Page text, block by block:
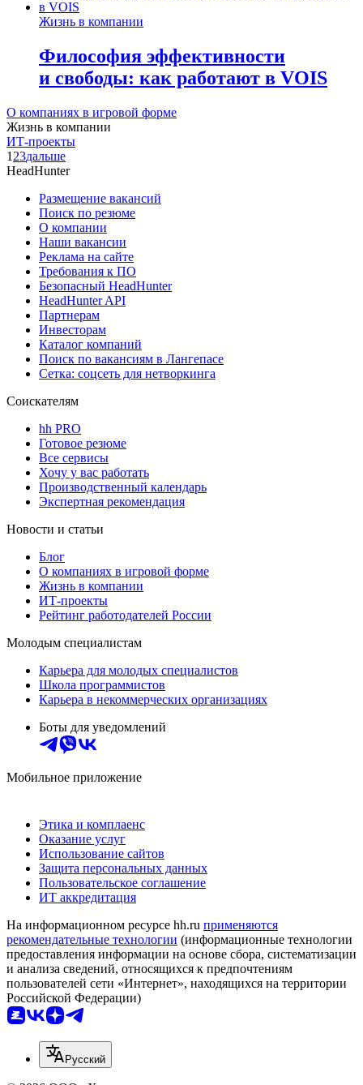
Жизнь в компании
Философия эффективности
и свободы: как работают в VOIS
О компаниях в игровой форме
Жизнь в компании
ИТ-проекты
1 23дальше
HeadHunter
Размещение вакансий
Поиск по резюме
О компании
Наши вакансии
Реклама на сайте
Требования к ПО
Безопасный HeadHunter
HeadHunter API
Партнерам
Инвесторам
Каталог компаний
Поиск по вакансиям в Лангепасе
Сетка: соцсеть для нетворкинга
Соискателям
hh PRO
Готовое резюме
Все сервисы
Хочу у вас работать
Производственный календарь
Экспертная рекомендация
Новости и статьи
Блог
О компаниях в игровой форме
Жизнь в компании
ИТ-проекты
Рейтинг работодателей России
Молодым специалистам
Карьера для молодых специалистов
Школа программистов
Карьера в некоммерческих организациях
Боты для уведомлений
Мобильное приложение
Этика и комплаенс
Оказание услуг
Использование сайтов
Защита персональных данных
Пользовательское соглашение
ИТ аккредитация
На информационном ресурсе hh.ru применяются
рекомендательные технологии (информационные технологии
предоставления информации на основе сбора, систематизации
и анализа сведений, относящихся к предпочтениям
пользователей сети «Интернет», находящихся на территории
Российской Федерации)
Русский